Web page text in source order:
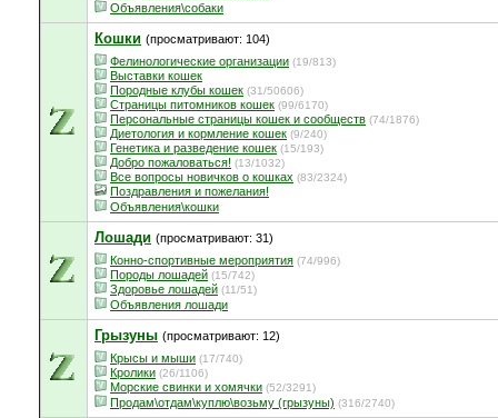
Объявления\собаки
Кошки (просматривают: 104)
Фелинологические организации (19/813)
Выставки кошек
Породные клубы кошек (31/50606)
Страницы питомников кошек (99/6170)
Персональные страницы кошек и сообществ (74/1876)
Диетология и кормление кошек (9/240)
Генетика и разведение кошек (15/193)
Добро пожаловаться! (13/1032)
Все вопросы новичков о кошках (83/2324)
Поздравления и пожелания!
Объявления\кошки
Лошади (просматривают: 31)
Конно-спортивные мероприятия (74/996)
Породы лошадей (15/742)
Здоровье лошадей (11/51)
Объявления лошади
Грызуны (просматривают: 12)
Крысы и мыши (17/740)
Кролики (26/1106)
Морские свинки и хомячки (52/3291)
Продам\отдам\куплю\возьму (грызуны) (316/2740)